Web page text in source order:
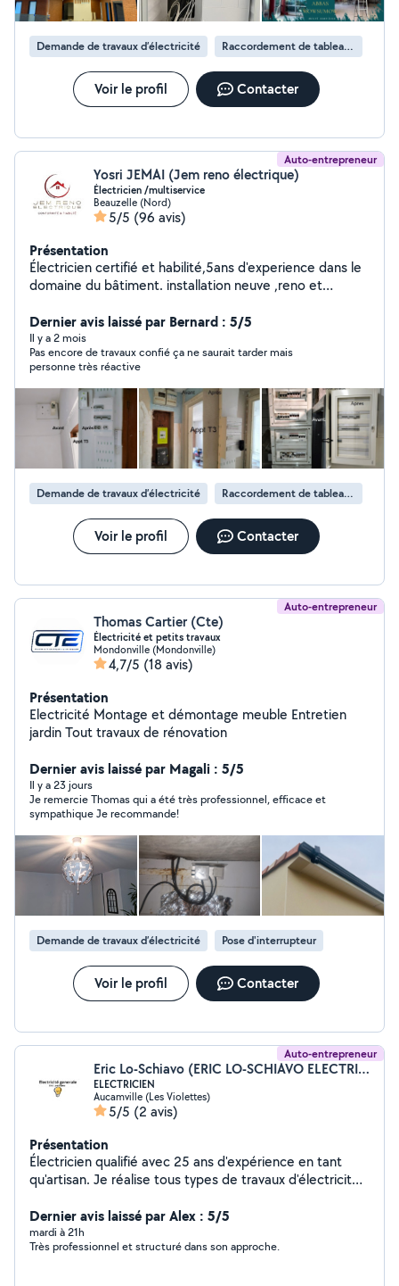
accompagner efficacement et en toute sécurité.
Prestations : Installation et câblage d'armoires
électriques Dépannage et maintenance électrique 7j/7
Mise aux normes et sécurisation des installations
Recherche et réparation de pannes électriques
Installation/remplacement de disjoncteurs, prises,
Domotique et électricité courant faible Vérification et
Demande de travaux d’électricité Raccordement de tableau électrique
Voir le profil Contacter
Auto-entrepreneur
Yosri JEMAI (Jem reno électrique)
Électricien /multiservice
Beauzelle (Nord)
5/5 (96 avis)
Présentation
Électricien certifié et habilité,5ans d'experience dans le
domaine du bâtiment. installation neuve ,reno et
etagere , ) et placo (isolation, faux plafonds cloisons..)
Dernier avis laissé par Bernard : 5/5
Il y a 2 mois
Pas encore de travaux confié ça ne saurait tarder mais
personne très réactive
Demande de travaux d’électricité Raccordement de tableau électrique
Voir le profil Contacter
Auto-entrepreneur
Thomas Cartier (Cte)
Électricité et petits travaux
Mondonville (Mondonville)
4,7/5 (18 avis)
Présentation
Electricité Montage et démontage meuble Entretien
jardin Tout travaux de rénovation
Dernier avis laissé par Magali : 5/5
Il y a 23 jours
Je remercie Thomas qui a été très professionnel, efficace et
sympathique Je recommande!
Demande de travaux d’électricité Pose d'interrupteur
Voir le profil Contacter
Auto-entrepreneur
Eric Lo-Schiavo (ERIC LO-SCHIAVO ELECTRICITE GENERALE)
ELECTRICIEN
Aucamville (Les Violettes)
5/5 (2 avis)
Présentation
Électricien qualifié avec 25 ans d'expérience en tant
qu'artisan. Je réalise tous types de travaux d'électricité,
de panne, remplacement de tableaux électriques,
prises, interrupteurs, luminaires, mises aux normes,
installation d'équipements électriques et bien plus
Dernier avis laissé par Alex : 5/5
mardi à 21h
Très professionnel et structuré dans son approche.